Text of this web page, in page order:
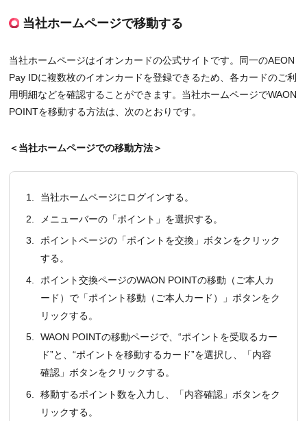
当社ホームページで移動する
当社ホームページはイオンカードの公式サイトです。同一のAEON
Pay IDに複数枚のイオンカードを登録できるため、各カードのご利
用明細などを確認することができます。当社ホームページでWAON
POINTを移動する方法は、次のとおりです。
＜当社ホームページでの移動方法＞
1.
当社ホームページにログインする。
2.
メニューバーの「ポイント」を選択する。
3.
ポイントページの「ポイントを交換」ボタンをクリック
する。
4.
ポイント交換ページのWAON POINTの移動（ご本人カ
ード）で「ポイント移動（ご本人カード）」ボタンをク
リックする。
5.
WAON POINTの移動ページで、“ポイントを受取るカー
ド”と、“ポイントを移動するカード”を選択し、「内容
確認」ボタンをクリックする。
6.
移動するポイント数を入力し、「内容確認」ボタンをク
リックする。